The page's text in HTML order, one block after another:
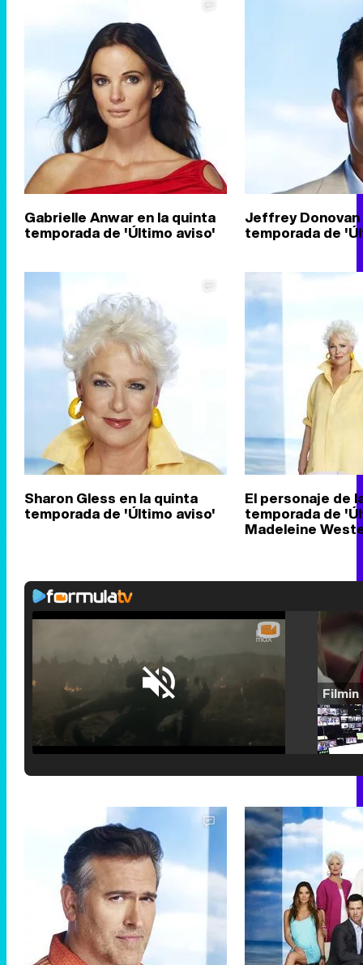
Gabrielle Anwar en la quinta
temporada de 'Último aviso'
Jeffrey
temporada de
Sharon Gless en la quinta
temporada de 'Último aviso'
El personaje de
temporada de
Madeleine
Loaded